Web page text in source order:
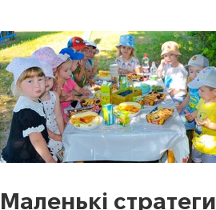
Маленькі стратеги